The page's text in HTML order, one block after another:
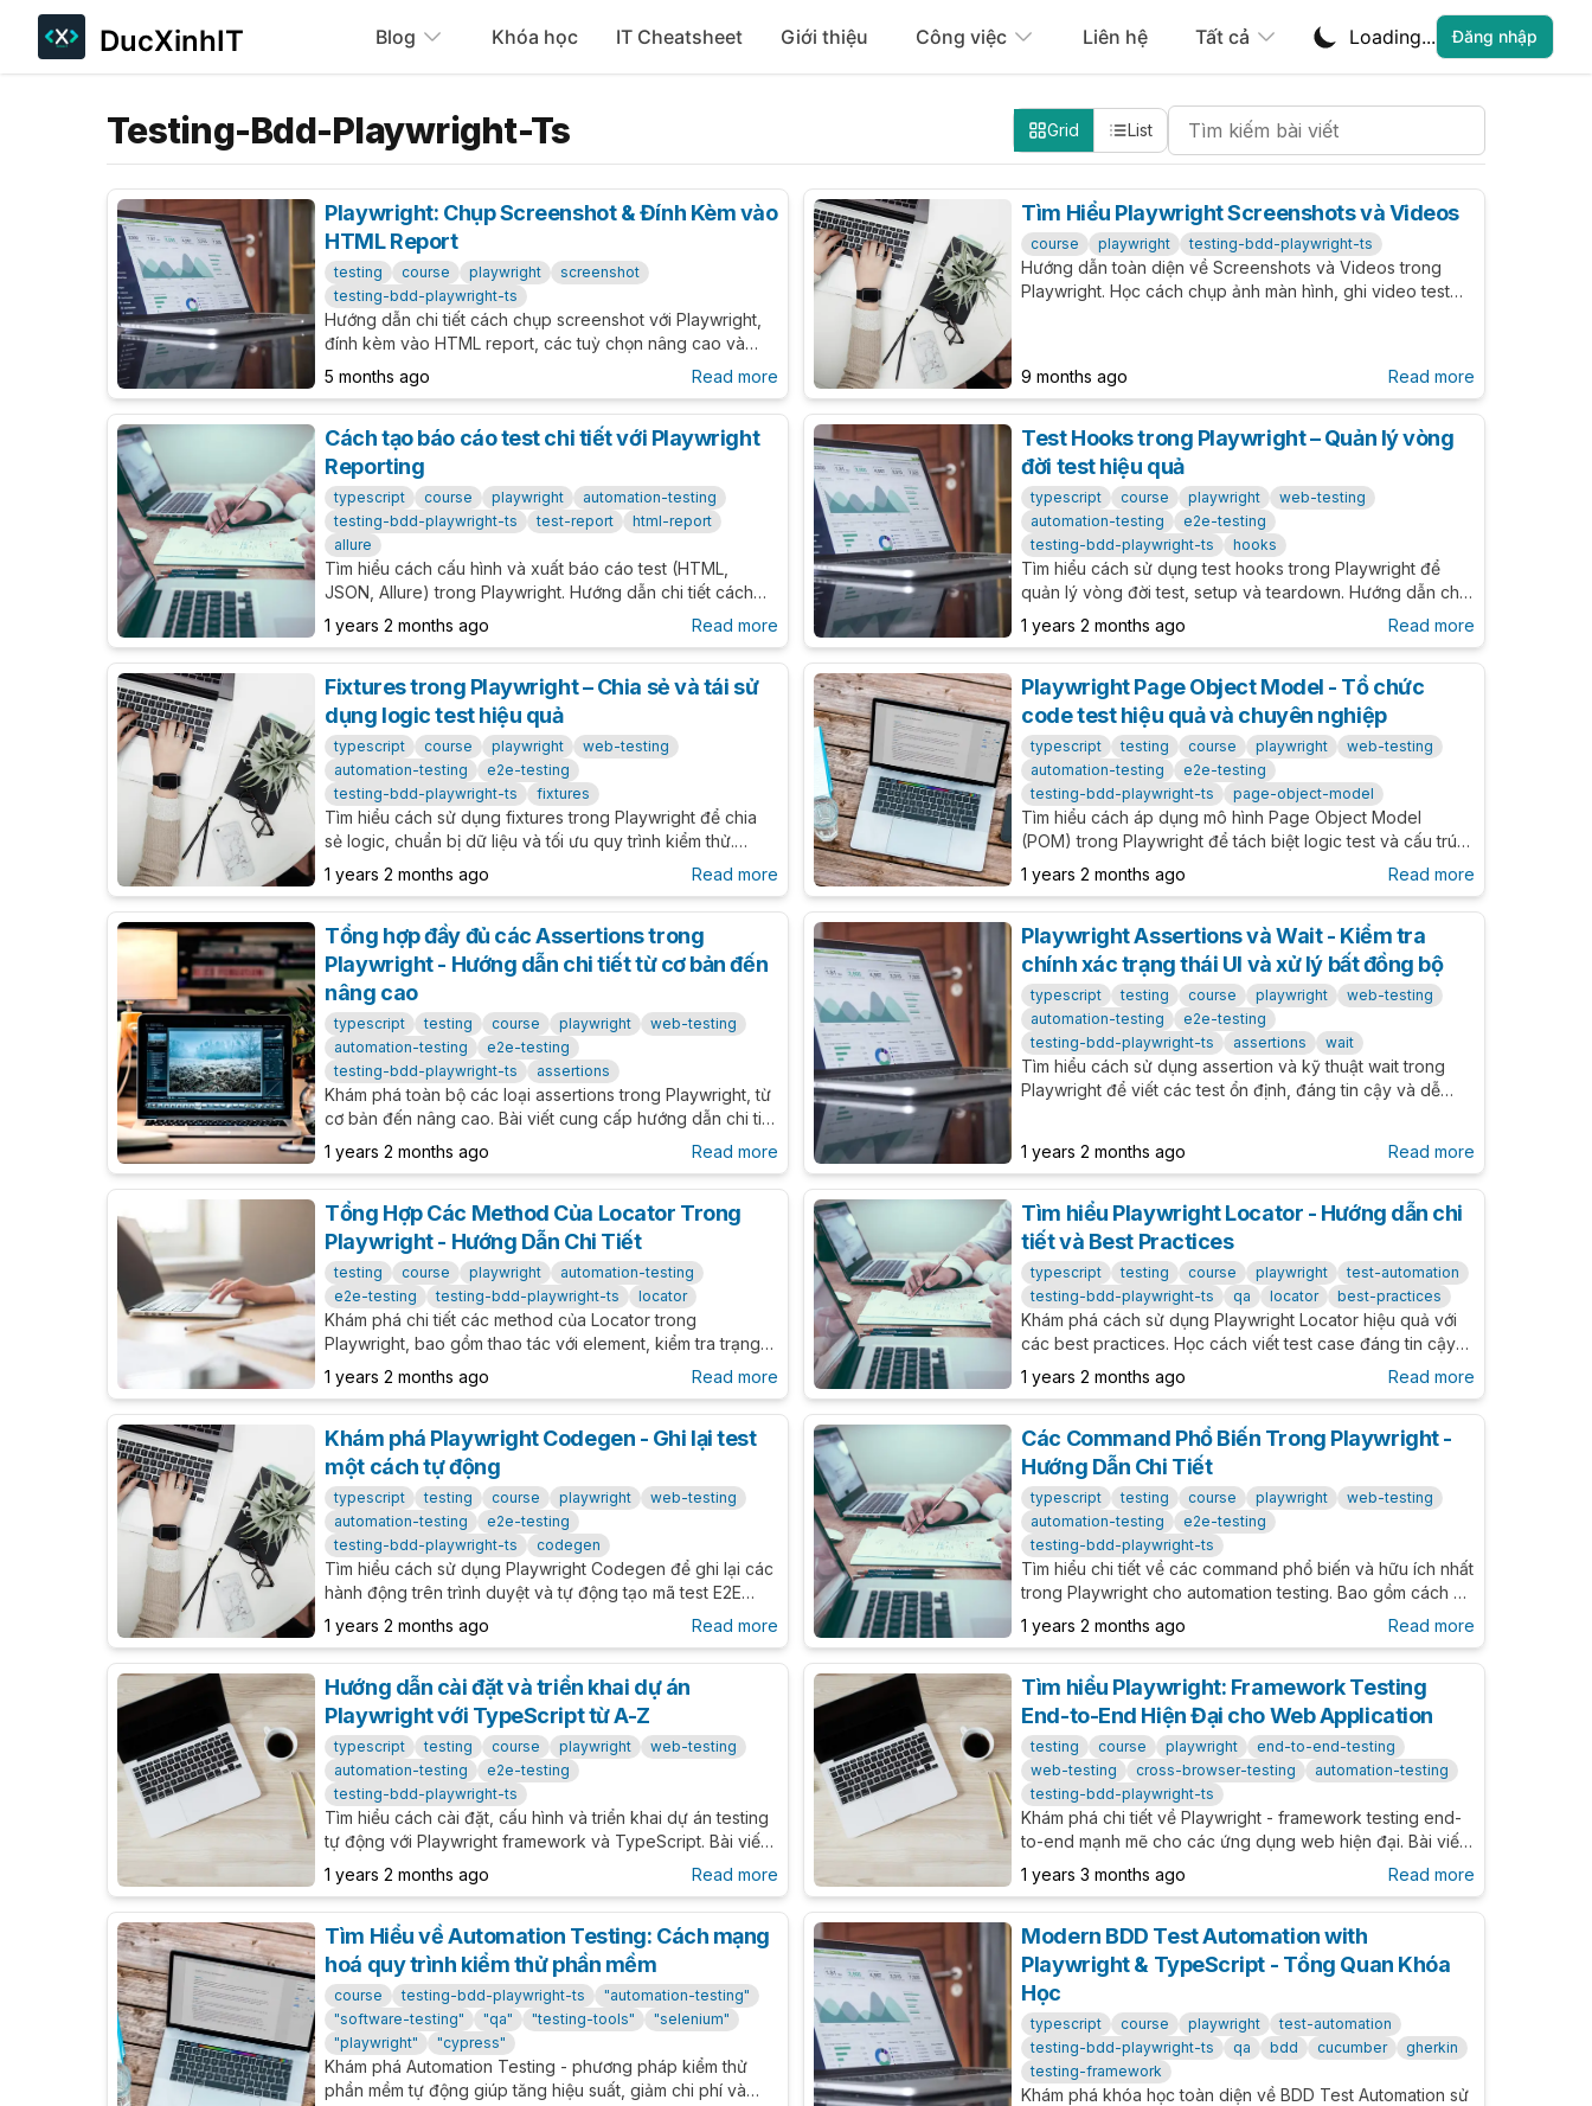
DucXinhIT Blog Khóa học IT Cheatsheet Giới thiệu Công việc Liên hệ Tất cả Loading... Đăng nhập
Testing-Bdd-Playwright-Ts Grid List Search Cheatsheets
Playwright: Chụp Screenshot & Đính Kèm vào
HTML Report
testing course playwright
screenshot
testing-bdd-playwright-ts
Hướng dẫn chi tiết cách chụp screenshot với Playwright,
đính kèm vào HTML report, các tuỳ chọn nâng cao và
thực chiến login GitHub, screenshot billing history. Bao
gồm ví dụ code, cấu hình, và tips tối ưu visual testing.
5 months ago Read more
Tìm Hiểu Playwright Screenshots và Videos
course playwright testing-bdd-playwright-ts
Hướng dẫn toàn diện về Screenshots và Videos trong
Playwright. Học cách chụp ảnh màn hình, ghi video test
9 months ago
Read more
Cách tạo báo cáo test chi tiết với Playwright
Reporting
typescript course playwright
automation-testing
testing-bdd-playwright-ts
test-report
html-report
allure
Tìm hiểu cách cấu hình và xuất báo cáo test (HTML,
JSON, Allure) trong Playwright. Hướng dẫn chi tiết cách
tích hợp báo cáo vào quy trình kiểm thử tự động và CI/CD.
1 years 2 months ago Read more
Test Hooks trong Playwright – Quản lý vòng
đời test hiệu quả
typescript course playwright
web-testing
automation-testing
e2e-testing
testing-bdd-playwright-ts
hooks
Tìm hiểu cách sử dụng test hooks trong Playwright để
quản lý vòng đời test, setup và teardown. Hướng dẫn chi
tiết về beforeEach, afterEach, beforeAll và afterAll hooks.
1 years 2 months ago Read more
Fixtures trong Playwright – Chia sẻ và tái sử
dụng logic test hiệu quả
typescript course playwright
web-testing
automation-testing
e2e-testing
testing-bdd-playwright-ts
fixtures
Tìm hiểu cách sử dụng fixtures trong Playwright để chia
sẻ logic, chuẩn bị dữ liệu và tối ưu quy trình kiểm thử.
Hướng dẫn chi tiết về custom fixtures và best practices.
1 years 2 months ago Read more
Playwright Page Object Model - Tổ chức
code test hiệu quả và chuyên nghiệp
typescript testing course playwright
web-testing
automation-testing
e2e-testing
testing-bdd-playwright-ts
page-object-model
Tìm hiểu cách áp dụng mô hình Page Object Model
(POM) trong Playwright để tách biệt logic test và cấu trúc
trang web, giúp mã nguồn dễ đọc, dễ bảo trì và mở rộng.
Hướng dẫn chi tiết từ cơ bản đến nâng cao.
1 years 2 months ago Read more
Tổng hợp đầy đủ các Assertions trong
Playwright - Hướng dẫn chi tiết từ cơ bản đến
nâng cao
typescript testing course playwright
web-testing
automation-testing
e2e-testing
testing-bdd-playwright-ts
assertions
Khám phá toàn bộ các loại assertions trong Playwright, từ
cơ bản đến nâng cao. Bài viết cung cấp hướng dẫn chi tiết
về cách sử dụng assertions để verify UI, xử lý bất đồng
bộ, và viết test cases chắc chắn.
1 years 2 months ago Read more
Playwright Assertions và Wait - Kiểm tra
chính xác trạng thái UI và xử lý bất đồng bộ
typescript testing course playwright
web-testing
automation-testing
e2e-testing
testing-bdd-playwright-ts
assertions wait
Tìm hiểu cách sử dụng assertion và kỹ thuật wait trong
Playwright để viết các test ổn định, đáng tin cậy và dễ
1 years 2 months ago Read more
Tổng Hợp Các Method Của Locator Trong
Playwright - Hướng Dẫn Chi Tiết
testing course playwright
automation-testing
e2e-testing
testing-bdd-playwright-ts locator
Khám phá chi tiết các method của Locator trong
Playwright, bao gồm thao tác với element, kiểm tra trạng
thái, và xử lý form. Hướng dẫn đầy đủ với ví dụ thực tế và
bảng tổng hợp dễ tra cứu.
1 years 2 months ago Read more
Tìm hiểu Playwright Locator - Hướng dẫn chi
tiết và Best Practices
typescript testing course playwright
test-automation
testing-bdd-playwright-ts
qa locator best-practices
Khám phá cách sử dụng Playwright Locator hiệu quả với
các best practices. Học cách viết test case đáng tin cậy
và dễ bảo trì thông qua các phương pháp locator được
khuyến nghị.
1 years 2 months ago Read more
Khám phá Playwright Codegen - Ghi lại test
một cách tự động
typescript testing course playwright
web-testing
automation-testing
e2e-testing
testing-bdd-playwright-ts
codegen
Tìm hiểu cách sử dụng Playwright Codegen để ghi lại các
hành động trên trình duyệt và tự động tạo mã test E2E
bằng TypeScript. Tiết kiệm thời gian viết test thủ công với
công cụ mạnh mẽ này.
1 years 2 months ago Read more
Các Command Phổ Biến Trong Playwright -
Hướng Dẫn Chi Tiết
typescript testing course playwright
web-testing
automation-testing
e2e-testing
testing-bdd-playwright-ts
Tìm hiểu chi tiết về các command phổ biến và hữu ích nhất
trong Playwright cho automation testing. Bao gồm cách sử
dụng, ví dụ thực tế và các best practices.
1 years 2 months ago Read more
Hướng dẫn cài đặt và triển khai dự án
Playwright với TypeScript từ A-Z
typescript testing course playwright
web-testing
automation-testing
e2e-testing
testing-bdd-playwright-ts
Tìm hiểu cách cài đặt, cấu hình và triển khai dự án testing
tự động với Playwright framework và TypeScript. Bài viết
cung cấp hướng dẫn chi tiết từ cơ bản đến nâng cao cho
QA Engineer và Developer.
1 years 2 months ago Read more
Tìm hiểu Playwright: Framework Testing
End-to-End Hiện Đại cho Web Application
testing course playwright
end-to-end-testing
web-testing
cross-browser-testing
automation-testing
testing-bdd-playwright-ts
Khám phá chi tiết về Playwright - framework testing end-
to-end mạnh mẽ cho các ứng dụng web hiện đại. Bài viết
cung cấp hướng dẫn toàn diện, từ những khái niệm cơ
bản đến cách triển khai nâng cao, giúp bạn làm chủ công
cụ testing tự động này.
1 years 3 months ago Read more
Tìm Hiểu về Automation Testing: Cách mạng
hoá quy trình kiểm thử phần mềm
course testing-bdd-playwright-ts
"automation-testing"
"software-testing"
"qa" "testing-tools"
"selenium"
"playwright"
"cypress"
Khám phá Automation Testing - phương pháp kiểm thử
phần mềm tự động giúp tăng hiệu suất, giảm chi phí và
Modern BDD Test Automation with
Playwright & TypeScript - Tổng Quan Khóa
Học
typescript course playwright
test-automation
testing-bdd-playwright-ts
qa bdd cucumber
gherkin
testing-framework
Khám phá khóa học toàn diện về BDD Test Automation sử